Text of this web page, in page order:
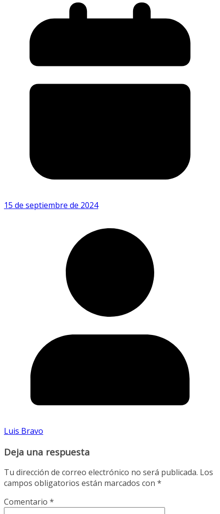
15 de septiembre de 2024
Luis Bravo
Deja una respuesta
Tu dirección de correo electrónico no será publicada. Los
campos obligatorios están marcados con *
Comentario *